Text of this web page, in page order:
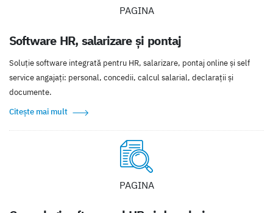
PAGINA
Software HR, salarizare și pontaj
Soluție software integrată pentru HR, salarizare, pontaj online și self
service angajați: personal, concedii, calcul salarial, declarații și
documente.
Citește mai mult
PAGINA